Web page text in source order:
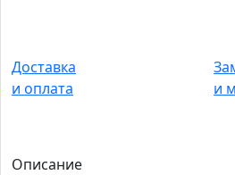
Доставка
и оплата
и
Описание